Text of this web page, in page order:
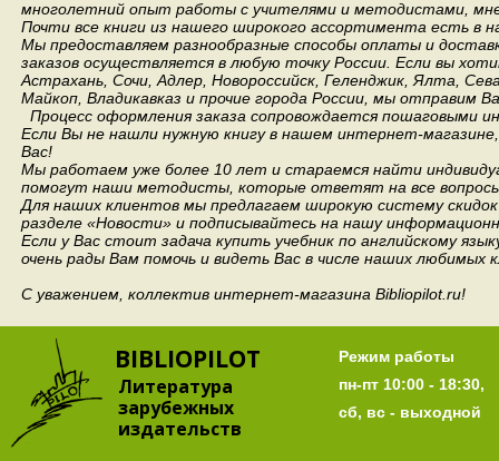
многолетний опыт работы с учителями и методистами,
Почти все книги из нашего широкого ассортимента есть в
Мы предоставляем разнообразные способы оплаты и
заказов осуществляется в любую точку России. Если вы
Астрахань, Сочи, Адлер, Новороссийск, Геленджик, Ялта,
Майкоп, Владикавказ и прочие города России, мы отправим
Процесс оформления заказа сопровождается пошаговыми
Если Вы не нашли нужную книгу в нашем интернет-
Вас!
Мы работаем уже более 10 лет и стараемся найти
помогут наши методисты, которые ответят на все
Для наших клиентов мы предлагаем широкую систему
разделе «Новости» и подписывайтесь на нашу
Если у Вас стоит задача купить учебник по английскому
очень рады Вам помочь и видеть Вас в числе наших любимых
С уважением, коллектив интернет-магазина Bibliopilot.ru!
BIBLIOPILOT
Литература
зарубежных
издательств
Режим работы
пн-пт 10:00 - 18:30,
сб, вс - выходной